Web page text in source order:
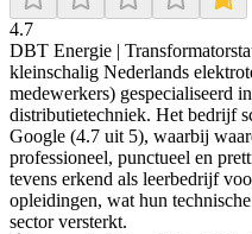
4.7
DBT Energie |
kleinschalig Nederlands
medewerkers) gespecialiseerd
distributietechniek. Het bedrijf
Google (4.7 uit 5), waarbij
professioneel, punctueel en
tevens erkend als leerbedrijf
opleidingen, wat hun
sector versterkt.